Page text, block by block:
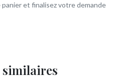
et finalisez votre demande